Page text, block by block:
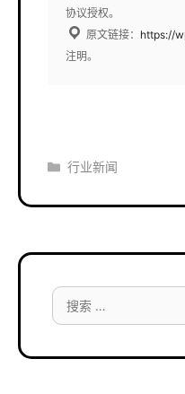
协议授权。
原文链接： https://
注明。
分
行业新闻
搜
索：